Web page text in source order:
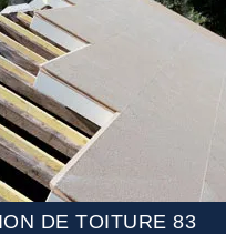
DE TOITURE 83